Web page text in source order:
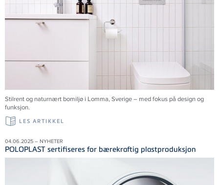
Stilrent og naturnært bomiljø i Lomma,Sverige– med fokus på design og
funksjon.
LES ARTIKKEL
04.06.2025 – NYHETER
POLOPLAST sertifiseres for bærekraftig plastproduksjon